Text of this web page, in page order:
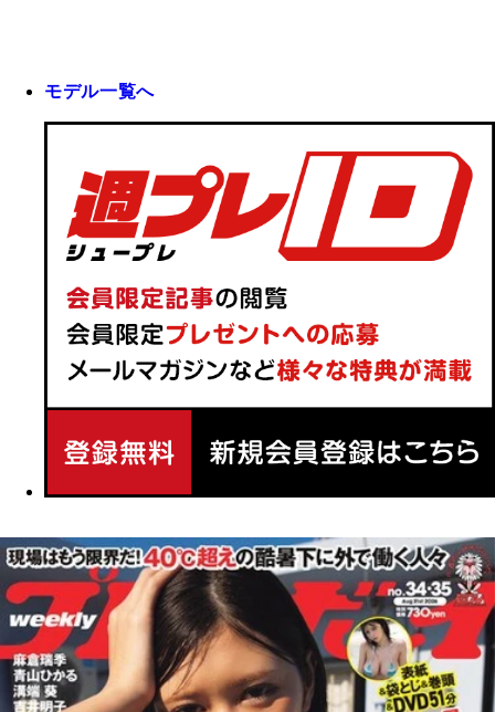
モデル一覧へ